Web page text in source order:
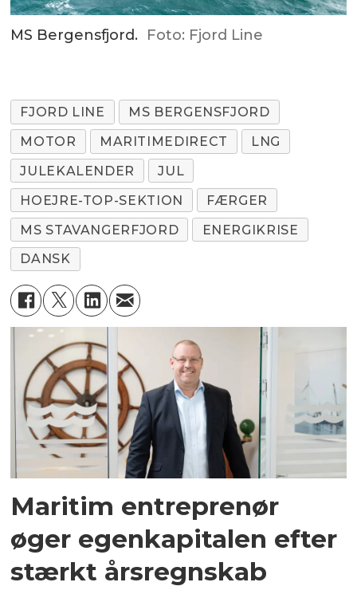
MS Bergensfjord. Foto: Fjord Line
FJORD LINE
MS BERGENSFJORD
MOTOR
MARITIMEDIRECT
LNG
JULEKALENDER
JUL
HOEJRE-TOP-SEKTION
FÆRGER
MS STAVANGERFJORD
ENERGIKRISE
DANSK
Maritim entreprenør
øger egenkapitalen efter
stærkt årsregnskab